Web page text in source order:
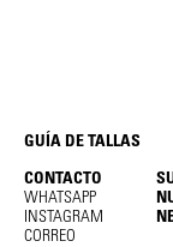
GUÍA DE TALLAS
CONTACTO
WHATSAPP
INSTAGRAM
CORREO